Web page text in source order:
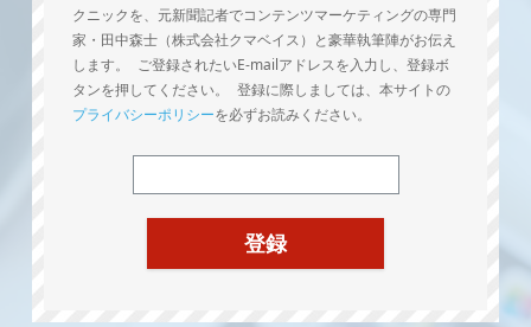
クニックを、元新聞記者でコンテンツマーケティングの専門
家・田中森士（株式会社クマベイス）と豪華執筆陣がお伝え
します。 ご登録されたいE-mailアドレスを入力し、登録ボ
タンを押してください。 登録に際しましては、本サイトの
プライバシーポリシーを必ずお読みください。